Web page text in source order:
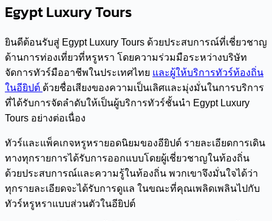
Egypt Luxury Tours
ยินดีต้อนรับสู่ Egypt Luxury Tours ด้วยประสบการณ์ที่เชี่ยวชาญ
ด้านการท่องเที่ยวที่หรูหรา โดยความร่วมมือระหว่างบริษัท
จัดการทัวร์มืออาชีพในประเทศไทย และผู้ให้บริการทัวร์ท้องถิ่น
ในอียิปต์ ด้วยชื่อเสียงของความเป็นเลิศและมุ่งมั่นในการบริการ
ที่ได้รับการจัดลำดับให้เป็นผู้บริการทัวร์ชั้นนำ Egypt Luxury
Tours อย่างต่อเนื่อง
ทัวร์และแพ็คเกจหรูหรายอดนิยมของอียิปต์ รายละเอียดการเดิน
ทางทุกรายการได้รับการออกแบบโดยผู้เชี่ยวชาญในท้องถิ่น
ด้วยประสบการณ์และความรู้ในท้องถิ่น พวกเขาจึงมั่นใจได้ว่า
ทุกรายละเอียดจะได้รับการดูแล ในขณะที่คุณเพลิดเพลินไปกับ
ทัวร์หรูหราแบบส่วนตัวในอียิปต์